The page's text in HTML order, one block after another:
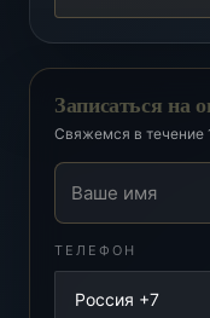
Записаться на
Свяжемся в течение
Ваше имя
ТЕЛЕФОН